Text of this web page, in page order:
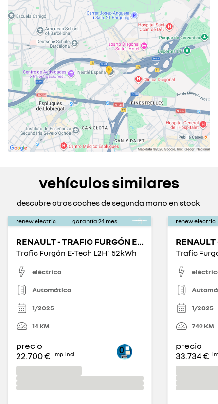
miércoles
08:00 - 13:3015:00 - 20:00
jueves
08:00 - 13:30 15:00 - 20:00
viernes
08:00 - 13:3015:00 - 20:00
sábado
10:00 - 14:00
cerrado actualmente
domingo
cerrado actualmente
vehículos similares
descubre otros coches de segunda mano en stock
renew electric garantía 24 mes
RENAULT - TRAFIC FURGÓN E-TECH ELÉCTRICO
Trafic Furgón E-Tech L2H1 52kWh
eléctrico
Automático
1/2025
14KM
precio
22.700 € imp. incl.
renew electric
Trafic
1/2025
749KM
precio
33.734 €